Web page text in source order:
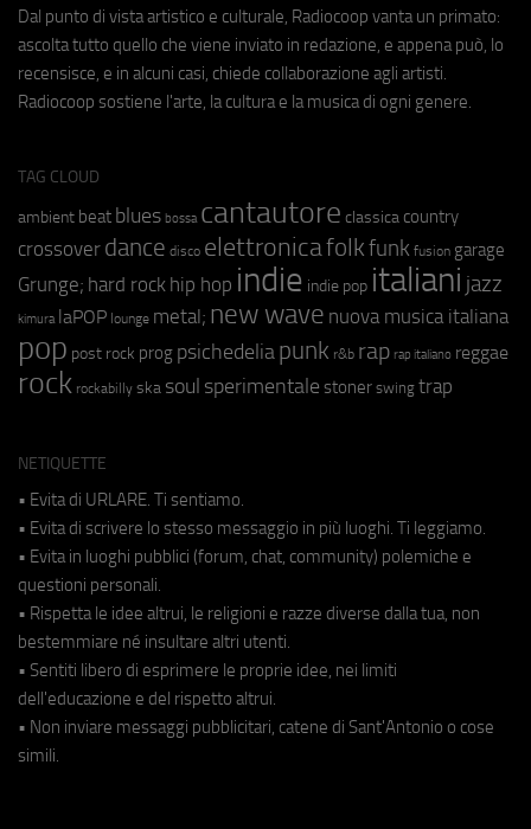
Dal punto di vista artistico e culturale, Radiocoop vanta un primato:
ascolta tutto quello che viene inviato in redazione, e appena può, lo
recensisce, e in alcuni casi, chiede collaborazione agli artisti.
Radiocoop sostiene l'arte, la cultura e la musica di ogni genere.
TAG CLOUD
ambient beat blues bossa cantautore classica country
crossover dance disco elettronicafolkfunk fusion garage
Grunge; hard rock hip hop indie indie pop italiani jazz
kimura laPOP lounge metal; new wave nuova musica italiana
pop post rock prog psichedeliapunk r&b rap rap italiano reggae
rock rockabilly ska soul sperimentale stoner swing trap
NETIQUETTE
• Evita di URLARE. Ti sentiamo.
• Evita di scrivere lo stesso messaggio in più luoghi. Ti leggiamo.
• Evita in luoghi pubblici (forum, chat, community) polemiche e
questioni personali.
• Rispetta le idee altrui, le religioni e razze diverse dalla tua, non
bestemmiare né insultare altri utenti.
• Sentiti libero di esprimere le proprie idee, nei limiti
dell'educazione e del rispetto altrui.
• Non inviare messaggi pubblicitari, catene di Sant'Antonio o cose
simili.